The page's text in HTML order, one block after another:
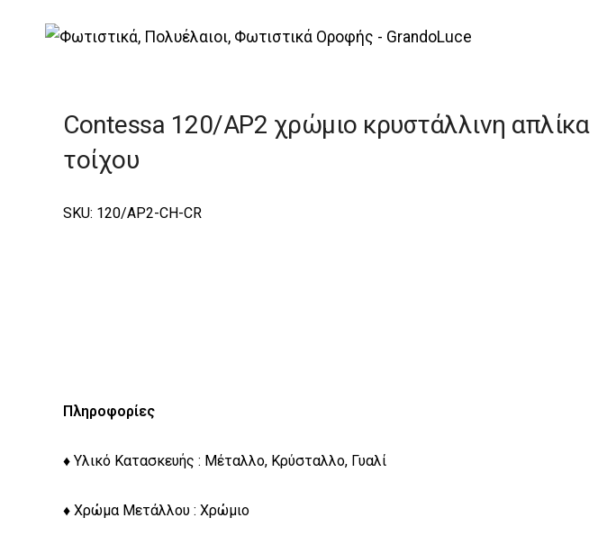
|Elite|Contessa|Contessa Φωτιστικά Τοίχου-Απλίκες Elite
Contessa 120/AP2 χρώμιο κρυστάλλινη απλίκα
τοίχου
SKU: 120/AP2-CH-CR
Πληροφορίες
♦ Υλικό Κατασκευής : Μέταλλο, Κρύσταλλο, Γυαλί
♦ Χρώμα Μετάλλου : Χρώμιο